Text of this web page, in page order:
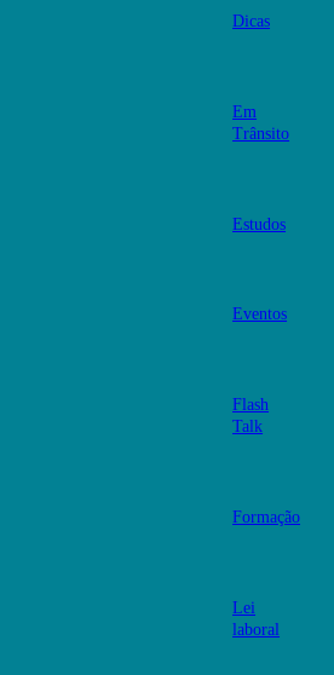
Dicas
Em
Trânsito
Estudos
Eventos
Flash
Talk
Formação
Lei
laboral